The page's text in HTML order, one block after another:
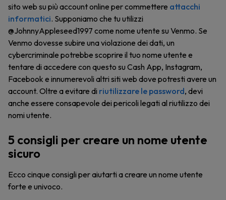
sito web su più account online per commettere attacchi
informatici. Supponiamo che tu utilizzi
@JohnnyAppleseed1997 come nome utente su Venmo. Se
Venmo dovesse subire una violazione dei dati, un
cybercriminale potrebbe scoprire il tuo nome utente e
tentare di accedere con questo su Cash App, Instagram,
Facebook e innumerevoli altri siti web dove potresti avere un
account. Oltre a evitare di riutilizzare le password, devi
anche essere consapevole dei pericoli legati al riutilizzo dei
nomi utente.
5 consigli per creare un nome utente
sicuro
Ecco cinque consigli per aiutarti a creare un nome utente
forte e univoco.